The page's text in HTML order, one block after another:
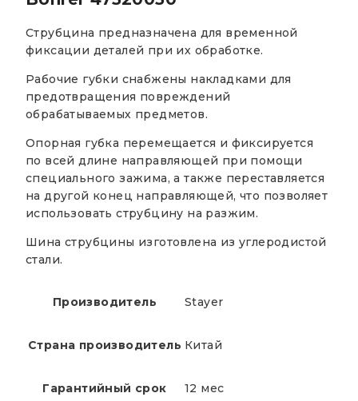
Струбцина предназначена для временной
фиксации деталей при их обработке.
Рабочие губки снабжены накладками для
предотвращения повреждений
обрабатываемых предметов.
Опорная губка перемещается и фиксируется
по всей длине направляющей при помощи
специального зажима, а также переставляется
на другой конец направляющей, что позволяет
использовать струбцину на разжим.
Шина струбцины изготовлена из углеродистой
стали.
Производитель Stayer
Страна производитель Китай
Гарантийный срок 12 мес